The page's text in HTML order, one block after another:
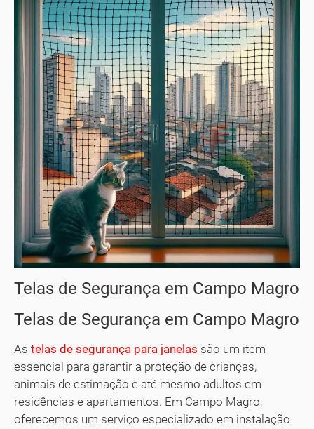
Telas de Segurança em Campo Magro
Telas de Segurança em Campo Magro
As telas de segurança para janelas são um item
essencial para garantir a proteção de crianças,
animais de estimação e até mesmo adultos em
residências e apartamentos. Em Campo Magro,
oferecemos um serviço especializado em instalação